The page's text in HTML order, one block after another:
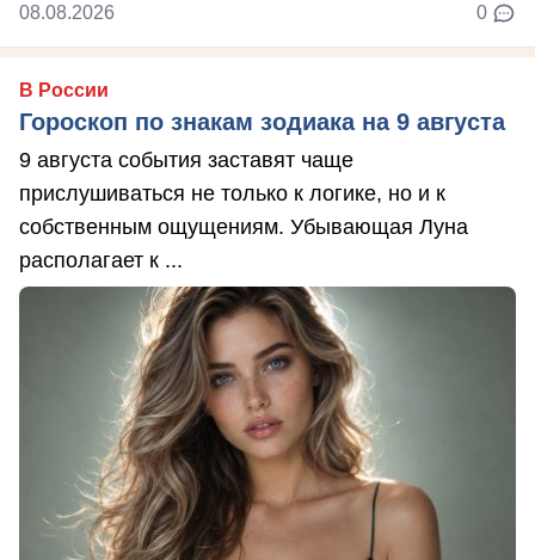
08.08.2026 0
В России
Гороскоп по знакам зодиака на 9 августа
9 августа события заставят чаще
прислушиваться не только к логике, но и к
собственным ощущениям. Убывающая Луна
располагает к ...